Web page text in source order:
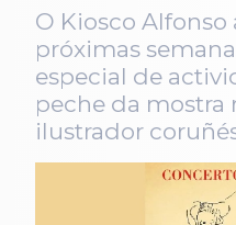
O Kiosco
próximas
especial de
peche da mostra
ilustrador